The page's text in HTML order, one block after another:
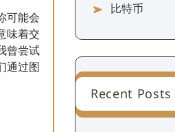
可能会
味着交
曾尝试
通过图
比特币
Recent Posts